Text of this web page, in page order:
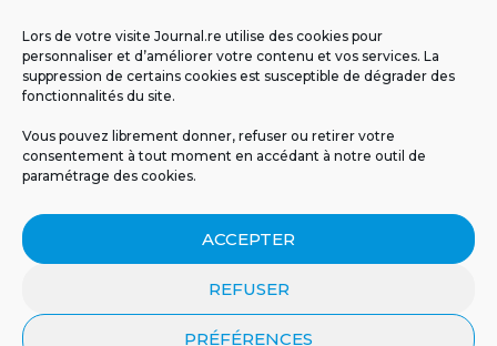
Lors de votre visite Journal.re utilise des cookies pour
personnaliser et d’améliorer votre contenu et vos services. La
suppression de certains cookies est susceptible de dégrader des
fonctionnalités du site.
Vous pouvez librement donner, refuser ou retirer votre
consentement à tout moment en accédant à notre outil de
paramétrage des cookies.
ACCEPTER
REFUSER
PRÉFÉRENCES
MENTIONS LÉGALES PUBLICITÉ
BLOG
NOS ÉMISSIONS
POLITIQUE DE CONFIDENTIALITÉ
CONTACT